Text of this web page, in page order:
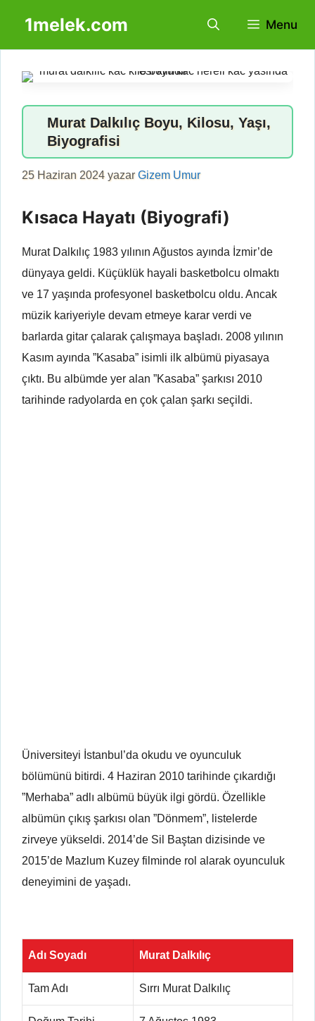
1melek.com Menu
Murat Dalkılıç Boyu, Kilosu, Yaşı,
Biyografisi
25 Haziran 2024 yazarGizem Umur
Kısaca Hayatı (Biyografi)
Murat Dalkılıç 1983 yılının Ağustos ayında İzmir’de
dünyaya geldi. Küçüklük hayali basketbolcu olmaktı
ve 17 yaşında profesyonel basketbolcu oldu. Ancak
müzik kariyeriyle devam etmeye karar verdi ve
barlarda gitar çalarak çalışmaya başladı. 2008 yılının
Kasım ayında ”Kasaba” isimli ilk albümü piyasaya
çıktı. Bu albümde yer alan ”Kasaba” şarkısı 2010
tarihinde radyolarda en çok çalan şarkı seçildi.
Üniversiteyi İstanbul’da okudu ve oyunculuk
bölümünü bitirdi. 4 Haziran 2010 tarihinde çıkardığı
”Merhaba” adlı albümü büyük ilgi gördü. Özellikle
albümün çıkış şarkısı olan ”Dönmem”, listelerde
zirveye yükseldi. 2014’de Sil Baştan dizisinde ve
2015’de Mazlum Kuzey filminde rol alarak oyunculuk
deneyimini de yaşadı.
Adı Soyadı Murat Dalkılıç
Tam Adı Sırrı Murat Dalkılıç